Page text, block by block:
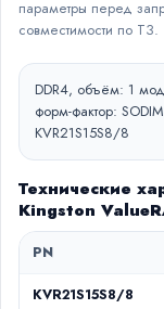
параметры перед
совместимости по ТЗ.
DDR4, объём: 1
форм-фактор:
KVR21S15S8/8
Технические
Kingston
PN
KVR21S15S8/8